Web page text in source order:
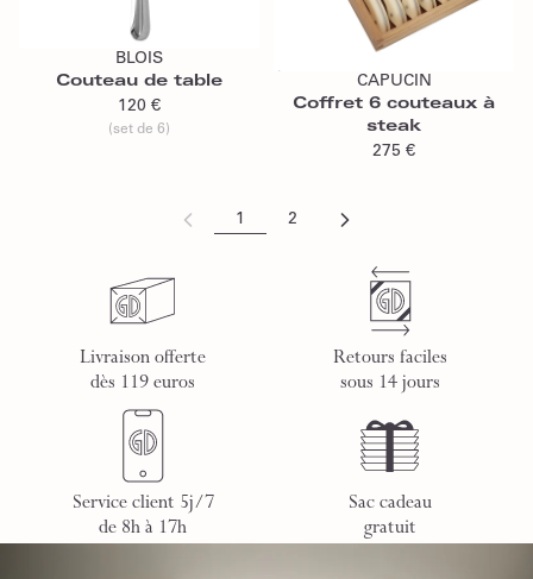
Ajouter au panier
BLOIS
Couteau de table
120 €
(set de 6)
CAPUCIN
Coffret 6 couteaux à
steak
275 €
1 2
Livraison offerte
dès 119 euros
Retours faciles
sous 14 jours
Service client 5j/7
de 8h à 17h
Sac cadeau
gratuit